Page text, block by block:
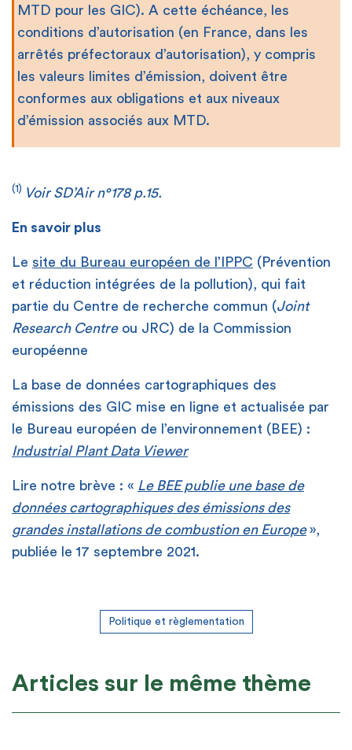
MTD pour les GIC). A cette échéance, les
conditions d’autorisation (en France, dans les
arrêtés préfectoraux d’autorisation), y compris
les valeurs limites d’émission, doivent être
conformes aux obligations et aux niveaux
d’émission associés aux MTD.
(1) Voir SD’Air n°178 p.15.
En savoir plus
Le site du Bureau européen de l’IPPC (Prévention
et réduction intégrées de la pollution), qui fait
partie du Centre de recherche commun (Joint
Research Centreou JRC) de la Commission
européenne
La base de données cartographiques des
émissions des GIC mise en ligne et actualisée par
le Bureau européen de l’environnement (BEE) :
Industrial Plant Data Viewer
Lire notre brève : « Le BEE publie une base de
données cartographiques des émissions des
grandes installations de combustion en Europe »,
publiée le 17 septembre 2021.
Politique et règlementation
Articles sur le même thème